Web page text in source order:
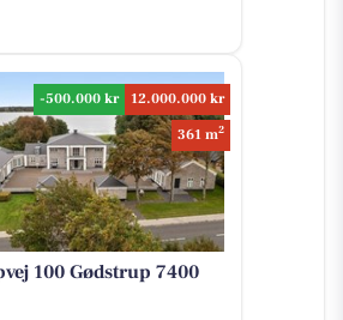
-500.000 kr
12.000.000 kr
361 m2
100 Gødstrup 7400